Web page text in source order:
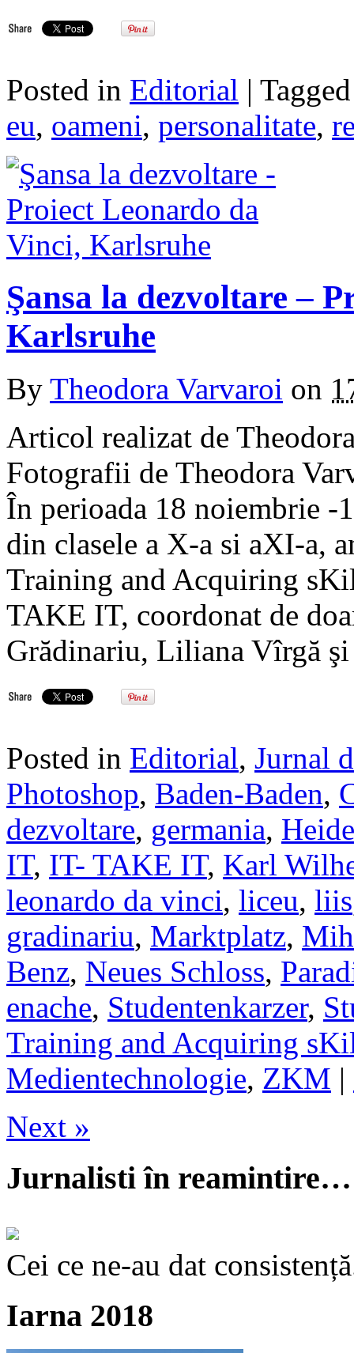
Posted in Editorial |
eu, oameni, personalitate,
Şansa la dezvoltare –
Karlsruhe
By Theodora Varvaroi on
Articol realizat de
Fotografii de Theodora
În perioada 18 noiembrie -
din clasele a X-a si aXI-a,
Training and Acquiring
TAKE IT, coordonat de
Grădinariu, Liliana Vîrgă
Posted in Editorial, Jurnal
Photoshop, Baden-Baden,
dezvoltare, germania,
IT, IT- TAKE IT, Karl
leonardo da vinci, liceu, liis
gradinariu, Marktplatz,
Benz, Neues Schloss,
enache, Studentenkarzer,
Training and Acquiring
Medientechnologie, ZKM |
Next »
Jurnalisti în reamintire…
Cei ce ne-au dat
Iarna 2018